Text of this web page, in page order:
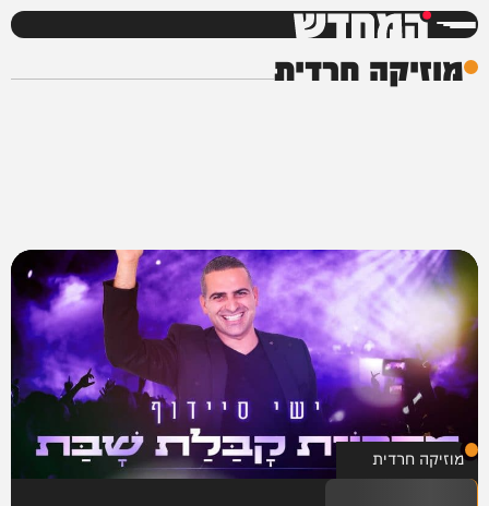
המחדש
מוזיקה חרדית
מוזיקה חרדית